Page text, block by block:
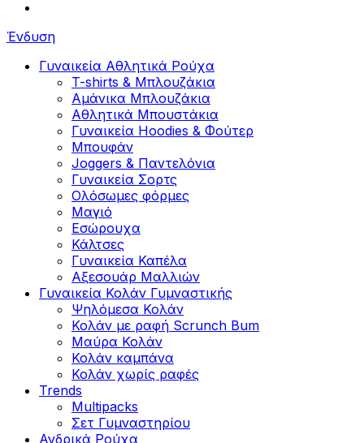
Ένδυση
Γυναικεία Αθλητικά Ρούχα
T-shirts & Μπλουζάκια
Αμάνικα Μπλουζάκια
Aθλητικά Μπουστάκια
Γυναικεία Hoodies & Φούτερ
Μπουφάν
Joggers & Παντελόνια
Γυναικεία Σορτς
Ολόσωμες φόρμες
Μαγιό
Εσώρουχα
Κάλτσες
Γυναικεία Καπέλα
Αξεσουάρ Μαλλιών
Γυναικεία Κολάν Γυμναστικής
Ψηλόμεσα Κολάν
Κολάν με ραφή Scrunch Bum
Μαύρα Κολάν
Κολάν καμπάνα
Κολάν χωρίς ραφές
Trends
Multipacks
Σετ Γυμναστηρίου
Ανδρικά Ρούχα